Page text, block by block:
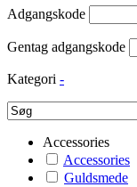
Adgangskode
Gentag adgangskode
Kategori -
Accessories
Accessories
Guldsmede